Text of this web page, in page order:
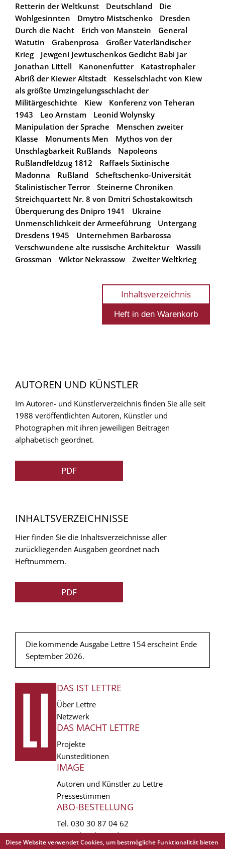
Retterin der Weltkunst
Deutschland
Die
Wohlgesinnten
Dmytro Mistschenko
Dresden
Durch die Nacht
Erich von Manstein
General
Watutin
Grabenprosa
Großer Vaterländischer
Krieg
Jewgeni Jewtuschenkos Gedicht Babi Jar
Jonathan Littell
Kanonenfutter
Katastrophaler
Abriß der Kiewer Altstadt
Kesselschlacht von Kiew
als größte Umzingelungsschlacht der
Militärgeschichte
Kiew
Konferenz von Teheran
1943
Leo Arnstam
Leonid Wolynsky
Manipulation der Sprache
Menschen zweiter
Klasse
Monuments Men
Mythos von der
Unschlagbarkeit Rußlands
Napoleons
Rußlandfeldzug 1812
Raffaels Sixtinische
Madonna
Rußland
Scheftschenko-Universität
Stalinistischer Terror
Steinerne Chroniken
Streichquartett Nr. 8 von Dmitri Schostakowitsch
Überquerung des Dnipro 1941
Ukraine
Unmenschlichkeit der Armeeführung
Untergang
Dresdens 1945
Unternehmen Barbarossa
Verschwundene alte russische Architektur
Wassili
Grossman
Wiktor Nekrassow Zweiter Weltkrieg
Inhaltsverzeichnis
AUTOREN UND KÜNSTLER
Im Autoren- und Künstlerverzeichnis finden Sie alle seit
1988 veröffentlichten Autoren, Künstler und
Photographen mit ihren jeweiligen Beitragen
alphabetisch geordnet.
PDF
INHALTSVERZEICHNISSE
Hier finden Sie die Inhaltsverzeichnisse aller
zurückliegenden Ausgaben geordnet nach
Heftnummern.
PDF
Die kommende Ausgabe Lettre 154 erscheint Ende
September 2026.
FUSSZEILE
DAS IST LETTRE
Über Lettre
Netzwerk
DAS MACHT LETTRE
Projekte
Kunsteditionen
IMAGE
Autoren und Künstler zu Lettre
Pressestimmen
ABO-BESTELLUNG
Tel. 030 30 87 04 62
vertrieb(at)lettre.de
Diese Website verwendet Cookies, um bestmögliche Funktionalität bieten